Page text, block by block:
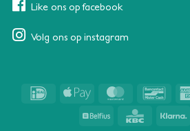
Like ons op facebook
Volg ons op instagram
IDeal
Apple
MasterCard
Belfius KBC